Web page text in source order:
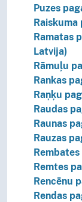
Puzes
Raiskuma
Ramatas
Latvija)
Rāmuļu
Rankas
Raņķu
Raudas
Raunas
Rauzas
Remtes
Rencēnu
Rendas